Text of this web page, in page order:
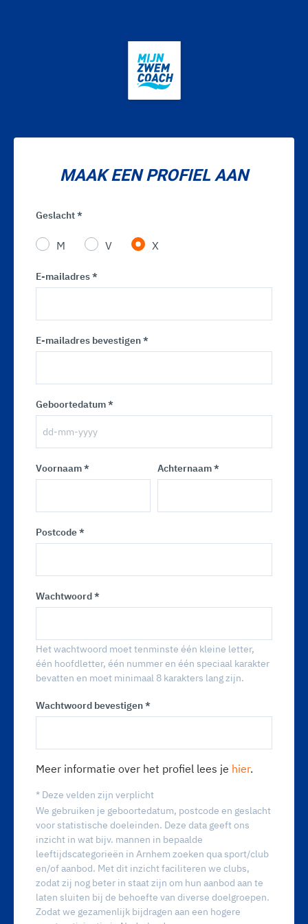
MAAK EEN PROFIEL AAN
Geslacht *
M V X
E-mailadres *
E-mailadres bevestigen *
Geboortedatum *
Voornaam * Achternaam *
Postcode *
Wachtwoord *
Het wachtwoord moet tenminste één kleine letter,
één hoofdletter, één nummer en één speciaal karakter
bevatten en moet minimaal 8 karakters lang zijn.
Wachtwoord bevestigen *
Meer informatie over het profiel lees je hier.
* Deze velden zijn verplicht
We gebruiken je geboortedatum, postcode en geslacht
voor statistische doeleinden. Deze data geeft ons
inzicht in wat bijv. mannen in bepaalde
leeftijdscategorieën in Arnhem zoeken qua sport/club
en/of aanbod. Met dit inzicht faciliteren we clubs,
zodat zij nog beter in staat zijn om hun aanbod aan te
laten sluiten bij de behoefte van diverse doelgroepen.
Zodat we gezamenlijk bijdragen aan een hogere